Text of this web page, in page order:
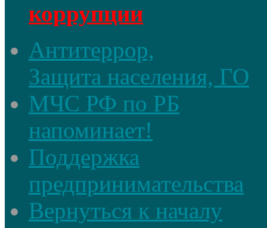
коррупции
Антитеррор,
Защита населения, ГО
МЧС РФ по РБ
напоминает!
Поддержка
предпринимательства
Вернуться к началу